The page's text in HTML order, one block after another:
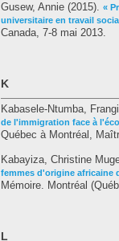
Gusew, Annie (2015). «
universitaire en travail
Canada, 7-8 mai 2013.
K
Kabasele-Ntumba,
de l'immigration face à
Québec à Montréal,
Kabayiza, Christine
femmes d'origine africaine
Mémoire. Montréal
L